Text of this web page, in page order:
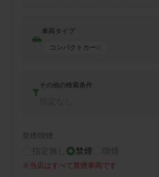
車両タイプ
コンパクトカー
その他の検索条件
禁煙/喫煙
指定無し 禁煙 喫煙
※ 当店はすべて禁煙車両です